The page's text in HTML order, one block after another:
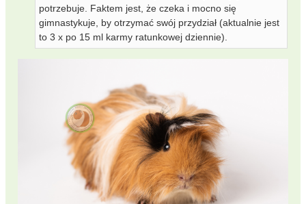
potrzebuje. Faktem jest, że czeka i mocno się
gimnastykuje, by otrzymać swój przydział (aktualnie jest
to 3 x po 15 ml karmy ratunkowej dziennie).